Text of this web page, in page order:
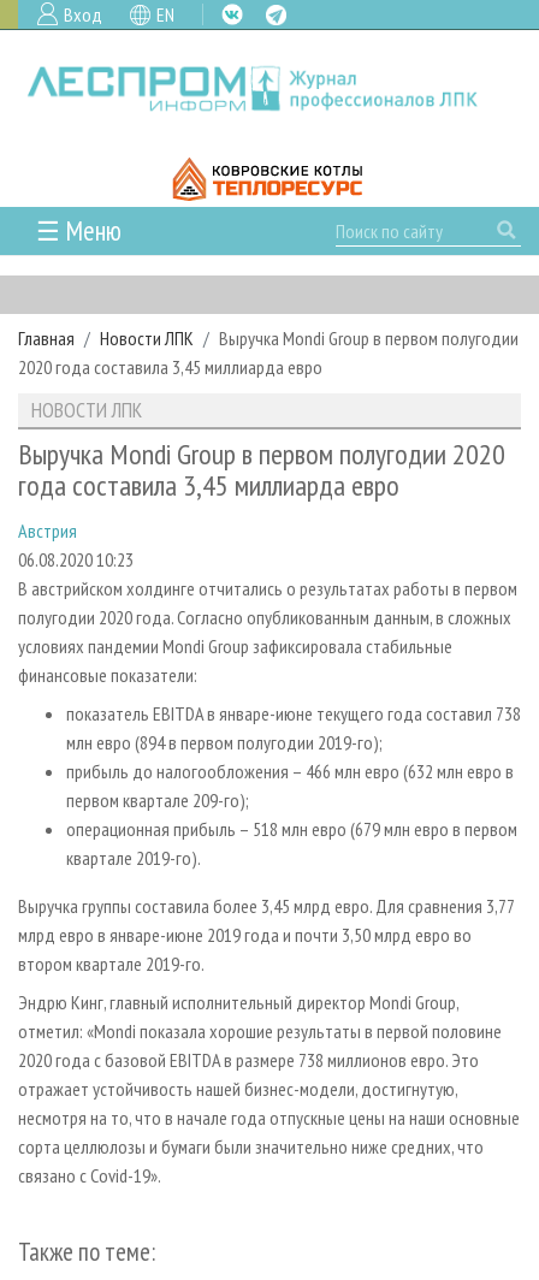
Вход EN
☰ Меню
ГЛАВНАЯ
РУБРИКИ И ТЕМЫ
РУБРИКИ ЖУРНАЛА
ЛЕСОЗАГОТОВКА
ЛЕСОПИЛЕНИЕ
СУШКА ДРЕВЕСИНЫ
ПРОИЗВОДСТВО ДРЕВЕСНЫХ ПЛИТ
ДЕРЕВЯННОЕ ДОМОСТРОЕНИЕ
ПРОИЗВОДСТВО МЕБЕЛИ
БИОЭНЕРГЕТИКА
ЦБП
ИНСТРУМЕНТ И МАТЕРИАЛЫ
НОВОСТИ
НОВОСТИ ЛПК
НОВОСТИ ЖУРНАЛА
ПРОЕКТЫ ЛПИ
АНАЛИТИКА
ПРЕДПРИЯТИЯ ЛПК
ПЕРСОНЫ
МОБИЛЬНЫЕ ВЫСТАВКИ
ОФИЦИАЛЬНЫЕ ДЕЛЕГАЦИИ
ПРИОРИТЕТНЫЕ ИНВЕСТПРОЕКТЫ
RUSSIAN FORESTRY REVIEW
ГАЗЕТА ЛЕСПРОМФОРУМ
БИБЛИОТЕКА СПЕЦИАЛИСТА
АРХИВ ЖУРНАЛОВ
О ЖУРНАЛЕ
КОНТАКТЫ
РЕКЛАМОДАТЕЛЯМ
РЕКЛАМА
РЕКЛАМА НА САЙТЕ
Главная Новости ЛПК
Выручка Mondi Group в первом полугодии
2020 года составила 3,45 миллиарда евро
НОВОСТИ ЛПК
Выручка Mondi Group в первом полугодии 2020
года составила 3,45 миллиарда евро
Австрия
06.08.2020 10:23
В австрийском холдинге отчитались о результатах работы в первом
полугодии 2020 года. Согласно опубликованным данным, в сложных
условиях пандемии Mondi Group зафиксировала стабильные
финансовые показатели:
показатель EBITDA в январе-июне текущего года составил 738
млн евро (894 в первом полугодии 2019-го);
прибыль до налогообложения – 466 млн евро (632 млн евро в
первом квартале 209-го);
операционная прибыль – 518 млн евро (679 млн евро в первом
квартале 2019-го).
Выручка группы составила более 3,45 млрд евро. Для сравнения 3,77
млрд евро в январе-июне 2019 года и почти 3,50 млрд евро во
втором квартале 2019-го.
Эндрю Кинг, главный исполнительный директор Mondi Group,
отметил: «Mondi показала хорошие результаты в первой половине
2020 года с базовой EBITDA в размере 738 миллионов евро. Это
отражает устойчивость нашей бизнес-модели, достигнутую,
несмотря на то, что в начале года отпускные цены на наши основные
сорта целлюлозы и бумаги были значительно ниже средних, что
связано с Covid-19».
Также по теме: